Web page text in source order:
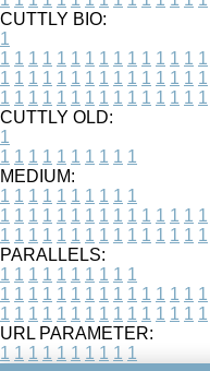
CUTTLY BIO:
1
1 1 1 1 1 1 1 1 1 1 1 1 1 1 1
1 1 1 1 1 1 1 1 1 1 1 1 1 1 1
1 1 1 1 1 1 1 1 1 1 1 1 1 1 1
CUTTLY OLD:
1
1 1 1 1 1 1 1 1 1 1
MEDIUM:
1 1 1 1 1 1 1 1 1 1
1 1 1 1 1 1 1 1 1 1 1 1 1 1 1
1 1 1 1 1 1 1 1 1 1 1 1 1 1 1
PARALLELS:
1 1 1 1 1 1 1 1 1 1
1 1 1 1 1 1 1 1 1 1 1 1 1 1 1
1 1 1 1 1 1 1 1 1 1 1 1 1 1 1
URL PARAMETER:
1 1 1 1 1 1 1 1 1 1